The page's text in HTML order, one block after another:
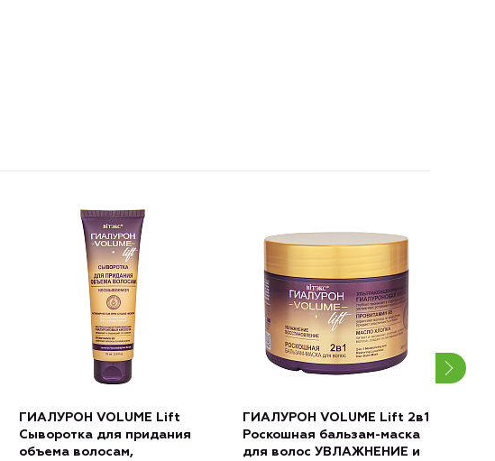
ГИАЛУРОН VOLUME Lift
Сыворотка для придания
объема волосам,
ГИАЛУРОН VOLUME Lift 2в1
Роскошная бальзам-маска
для волос УВЛАЖНЕНИЕ и